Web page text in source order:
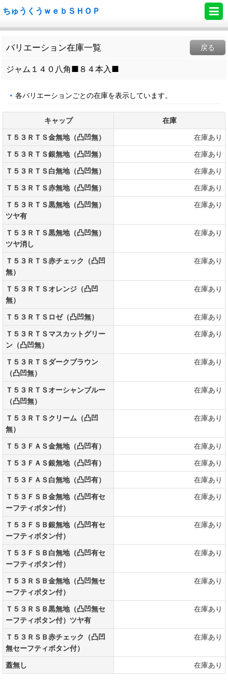
ちゅうくうｗｅｂＳＨＯＰ
バリエーション在庫一覧 戻る
ジャム１４０八角■８４本入■
各バリエーションごとの在庫を表示しています。
キャップ
在庫
Ｔ５３ＲＴＳ金無地（凸凹無）
在庫あり
Ｔ５３ＲＴＳ銀無地（凸凹無）
在庫あり
Ｔ５３ＲＴＳ白無地（凸凹無）
在庫あり
Ｔ５３ＲＴＳ赤無地（凸凹無）
在庫あり
Ｔ５３ＲＴＳ黒無地（凸凹無）
ツヤ有
在庫あり
Ｔ５３ＲＴＳ黒無地（凸凹無）
ツヤ消し
在庫あり
Ｔ５３ＲＴＳ赤チェック（凸凹
無）
在庫あり
Ｔ５３ＲＴＳオレンジ（凸凹
無）
在庫あり
Ｔ５３ＲＴＳロゼ（凸凹無）
在庫あり
Ｔ５３ＲＴＳマスカットグリー
ン（凸凹無）
在庫あり
Ｔ５３ＲＴＳダークブラウン
（凸凹無）
在庫あり
Ｔ５３ＲＴＳオーシャンブルー
（凸凹無）
在庫あり
Ｔ５３ＲＴＳクリーム（凸凹
無）
在庫あり
Ｔ５３ＦＡＳ金無地（凸凹有）
在庫あり
Ｔ５３ＦＡＳ銀無地（凸凹有）
在庫あり
Ｔ５３ＦＡＳ白無地（凸凹有）
在庫あり
Ｔ５３ＦＳＢ金無地（凸凹有セ
ーフティボタン付）
在庫あり
Ｔ５３ＦＳＢ銀無地（凸凹有セ
ーフティボタン付）
在庫あり
Ｔ５３ＦＳＢ白無地（凸凹有セ
ーフティボタン付）
在庫あり
Ｔ５３ＲＳＢ金無地（凸凹無セ
ーフティボタン付）
在庫あり
Ｔ５３ＲＳＢ黒無地（凸凹無セ
ーフティボタン付）ツヤ有
在庫あり
Ｔ５３ＲＳＢ赤チェック（凸凹
無セーフティボタン付）
在庫あり
蓋無し 在庫あり